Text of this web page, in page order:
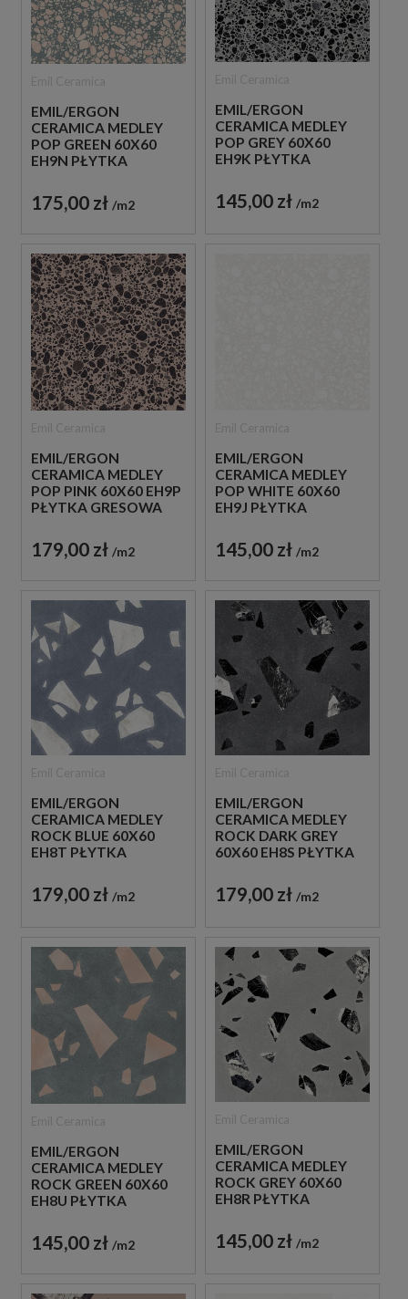
EMIL/ERGON
CERAMICA MEDLEY
POP GREEN 60X60
EH9N PŁYTKA
175,00 zł m2
EMIL/ERGON
CERAMICA MEDLEY
POP GREY 60X60
EH9K PŁYTKA
145,00 zł m2
EMIL/ERGON
CERAMICA MEDLEY
POP PINK 60X60 EH9P
PŁYTKA GRESOWA
179,00 zł m2
EMIL/ERGON
CERAMICA MEDLEY
POP WHITE 60X60
EH9J PŁYTKA
145,00 zł m2
EMIL/ERGON
CERAMICA MEDLEY
ROCK BLUE 60X60
EH8T PŁYTKA
179,00 zł m2
EMIL/ERGON
CERAMICA MEDLEY
ROCK DARK GREY
60X60 EH8S PŁYTKA
179,00 zł m2
EMIL/ERGON
CERAMICA MEDLEY
ROCK GREEN 60X60
EH8U PŁYTKA
145,00 zł m2
EMIL/ERGON
CERAMICA MEDLEY
ROCK GREY 60X60
EH8R PŁYTKA
145,00 zł m2